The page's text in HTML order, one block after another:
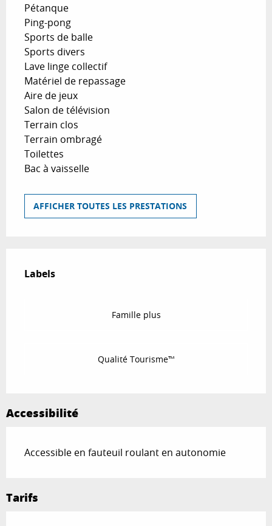
Pétanque
Ping-pong
Sports de balle
Sports divers
Lave linge collectif
Matériel de repassage
Aire de jeux
Salon de télévision
Terrain clos
Terrain ombragé
Toilettes
Bac à vaisselle
AFFICHER TOUTES LES PRESTATIONS
Labels
Labels
Famille plus
Qualité Tourisme™
Accessibilité
Accessible en fauteuil roulant en autonomie
Tarifs